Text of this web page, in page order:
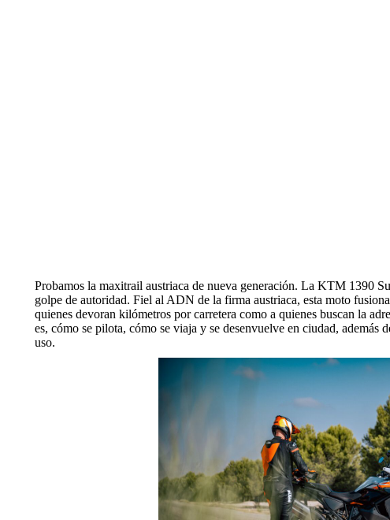
Probamos la maxitrail austriaca de nueva generación. La KTM 1390
golpe de autoridad. Fiel al ADN de la firma austriaca, esta moto
quienes devoran kilómetros por carretera como a quienes buscan la
es, cómo se pilota, cómo se viaja y se desenvuelve en ciudad, además
uso.